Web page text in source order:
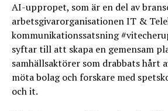
AI-uppropet, som är en del av
arbetsgivarorganisationen IT &
kommunikationssatsning
syftar till att skapa en gemensam
samhällsaktörer som drabbats hårt
möta bolag och forskare med
och it.